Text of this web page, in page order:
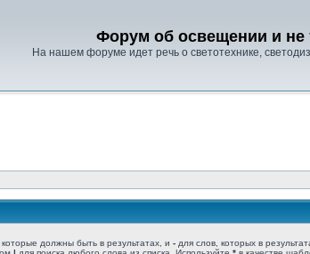
Форум об освещении и не
На нашем форуме идет речь о светотехнике,
которые должны быть в результатах, и - для слов, которых в